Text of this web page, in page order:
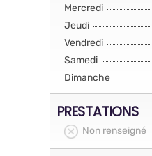
Mercredi
Jeudi
Vendredi
Samedi
Dimanche
PRESTATIONS
Non renseigné